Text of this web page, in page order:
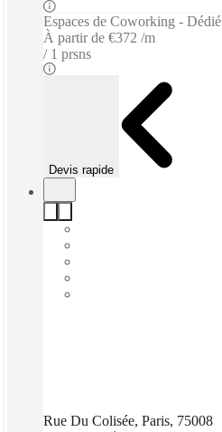
Espaces de Coworking - Dédié
À partir de €372 /m
1 prsns
Devis rapide
Rue Du Colisée, Paris, 75008